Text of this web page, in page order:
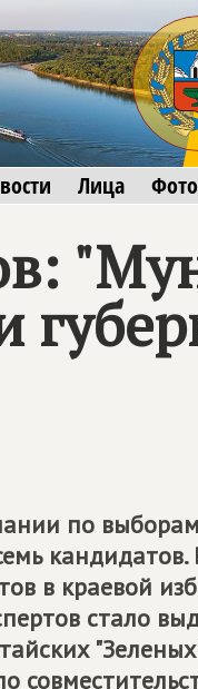
Лица
по
кандидатов.
в краевой
стало